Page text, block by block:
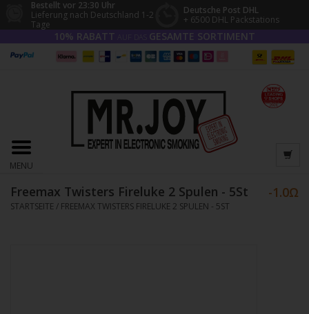
Bestellt vor 23:30 Uhr
Lieferung nach Deutschland 1-2
Tage
Deutsche Post DHL
+ 6500 DHL Packstations
10% RABATT GESAMTE SORTIMENT
MENU
Freemax Twisters Fireluke 2 Spulen - 5St
STARTSEITE / FREEMAX TWISTERS FIRELUKE 2 SPULEN - 5ST